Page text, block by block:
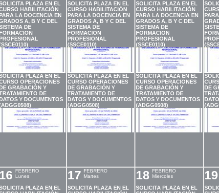
PLAZA EN EL
HABILITACIÓN
LA DOCENCIA EN
A, B Y C DEL
DE
PLAZA EN EL
OPERACIONES
GRABACIÓN Y
DE
Y DOCUMENTOS
SOLICITA PLAZA EN EL
CURSO HABILITACIÓN
PARA LA DOCENCIA EN
GRADOS A, B Y C DEL
SISTEMA DE
FORMACION
PROFESIONAL
(SSCE0110)
SOLICITA PLAZA EN EL
CURSO OPERACIONES
DE GRABACIÓN Y
TRATAMIENTO DE
DATOS Y DOCUMENTOS
(ADGG0508)
SOLICITA PLAZA EN EL
CURSO HABILITACIÓN
PARA LA DOCENCIA EN
GRADOS A, B Y C DEL
SISTEMA DE
FORMACION
PROFESIONAL
(SSCE0110)
SOLICITA PLAZA EN EL
CURSO OPERACIONES
DE GRABACIÓN Y
TRATAMIENTO DE
DATOS Y DOCUMENTOS
(ADGG0508)
DE
FEBRERO
Lunes
PLAZA EN EL
17
FEBRERO
Martes
SOLICITA PLAZA EN EL
18
FEBRERO
Miercoles
SOLICITA PLAZA EN EL
19